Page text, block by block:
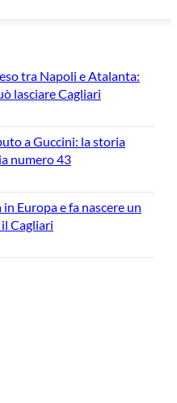
tra Napoli e Atalanta:
lasciare Cagliari
a Guccini: la storia
numero 43
Europa e fa nascere un
Cagliari